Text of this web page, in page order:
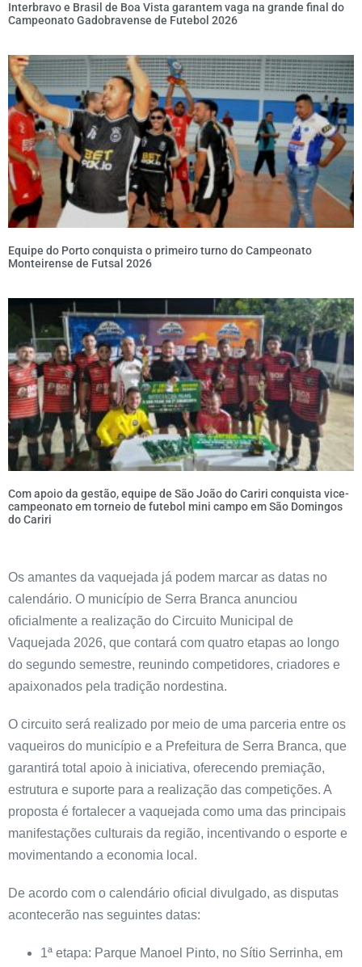
Interbravo e Brasil de Boa Vista garantem vaga na grande final do
Campeonato Gadobravense de Futebol 2026
Equipe do Porto conquista o primeiro turno do Campeonato
Monteirense de Futsal 2026
Com apoio da gestão, equipe de São João do Cariri conquista vice-
campeonato em torneio de futebol mini campo em São Domingos
do Cariri
Os amantes da vaquejada já podem marcar as datas no
calendário. O município de Serra Branca anunciou
oficialmente a realização do Circuito Municipal de
Vaquejada 2026, que contará com quatro etapas ao longo
do segundo semestre, reunindo competidores, criadores e
apaixonados pela tradição nordestina.
O circuito será realizado por meio de uma parceria entre os
vaqueiros do município e a Prefeitura de Serra Branca, que
garantirá total apoio à iniciativa, oferecendo premiação,
estrutura e suporte para a realização das competições. A
proposta é fortalecer a vaquejada como uma das principais
manifestações culturais da região, incentivando o esporte e
movimentando a economia local.
De acordo com o calendário oficial divulgado, as disputas
acontecerão nas seguintes datas:
1ª etapa: Parque Manoel Pinto, no Sítio Serrinha, em